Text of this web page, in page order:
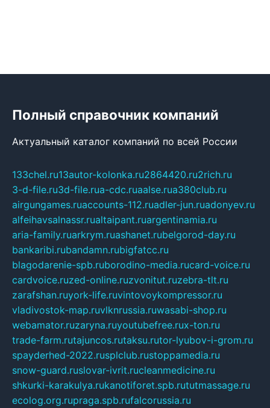
Полный справочник компаний
Актуальный каталог компаний по всей России
133chel.ru13autor-kolonka.ru2864420.ru2rich.ru
3-d-file.ru3d-file.rua-cdc.ruaalse.rua380club.ru
airgungames.ruaccounts-112.ruadler-jun.ruadonyev.ru
alfeihavsalnassr.rualtaipant.ruargentinamia.ru
aria-family.ruarkrym.ruashanet.rubelgorod-day.ru
bankaribi.rubandamn.rubigfatcc.ru
blagodarenie-spb.ruborodino-media.rucard-voice.ru
cardvoice.ruzed-online.ruzvonitut.ruzebra-tlt.ru
zarafshan.ruyork-life.ruvintovoykompressor.ru
vladivostok-map.ruvlknrussia.ruwasabi-shop.ru
webamator.ruzaryna.ruyoutubefree.rux-ton.ru
trade-farm.rutajuncos.rutaksu.rutor-lyubov-i-grom.ru
spayderhed-2022.rusplclub.rustoppamedia.ru
snow-guard.ruslovar-ivrit.rucleanmedicine.ru
shkurki-karakulya.rukanotiforet.spb.rututmassage.ru
ecolog.org.rupraga.spb.rufalcorussia.ru